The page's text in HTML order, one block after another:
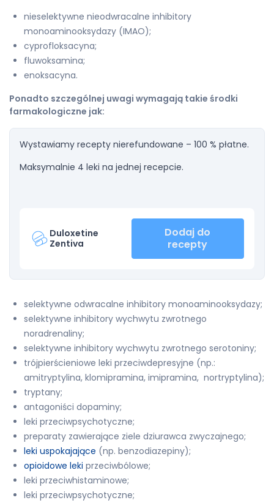
nieselektywne nieodwracalne inhibitory
monoaminooksydazy (IMAO);
cyprofloksacyna;
fluwoksamina;
enoksacyna.
Ponadto szczególnej uwagi wymagają takie środki
farmakologiczne jak:
Wystawiamy recepty nierefundowane – 100 % płatne.
Maksymalnie 4 leki na jednej recepcie.
Duloxetine
Zentiva
Dodaj do
recepty
selektywne odwracalne inhibitory monoaminooksydazy;
selektywne inhibitory wychwytu zwrotnego
noradrenaliny;
selektywne inhibitory wychwytu zwrotnego serotoniny;
trójpierścieniowe leki przeciwdepresyjne (np.:
amitryptylina, klomipramina, imipramina, nortryptylina);
tryptany;
antagoniści dopaminy;
leki przeciwpsychotyczne;
preparaty zawierające ziele dziurawca zwyczajnego;
leki uspokajające (np. benzodiazepiny);
opioidowe leki przeciwbólowe;
leki przeciwhistaminowe;
leki przeciwpsychotyczne;